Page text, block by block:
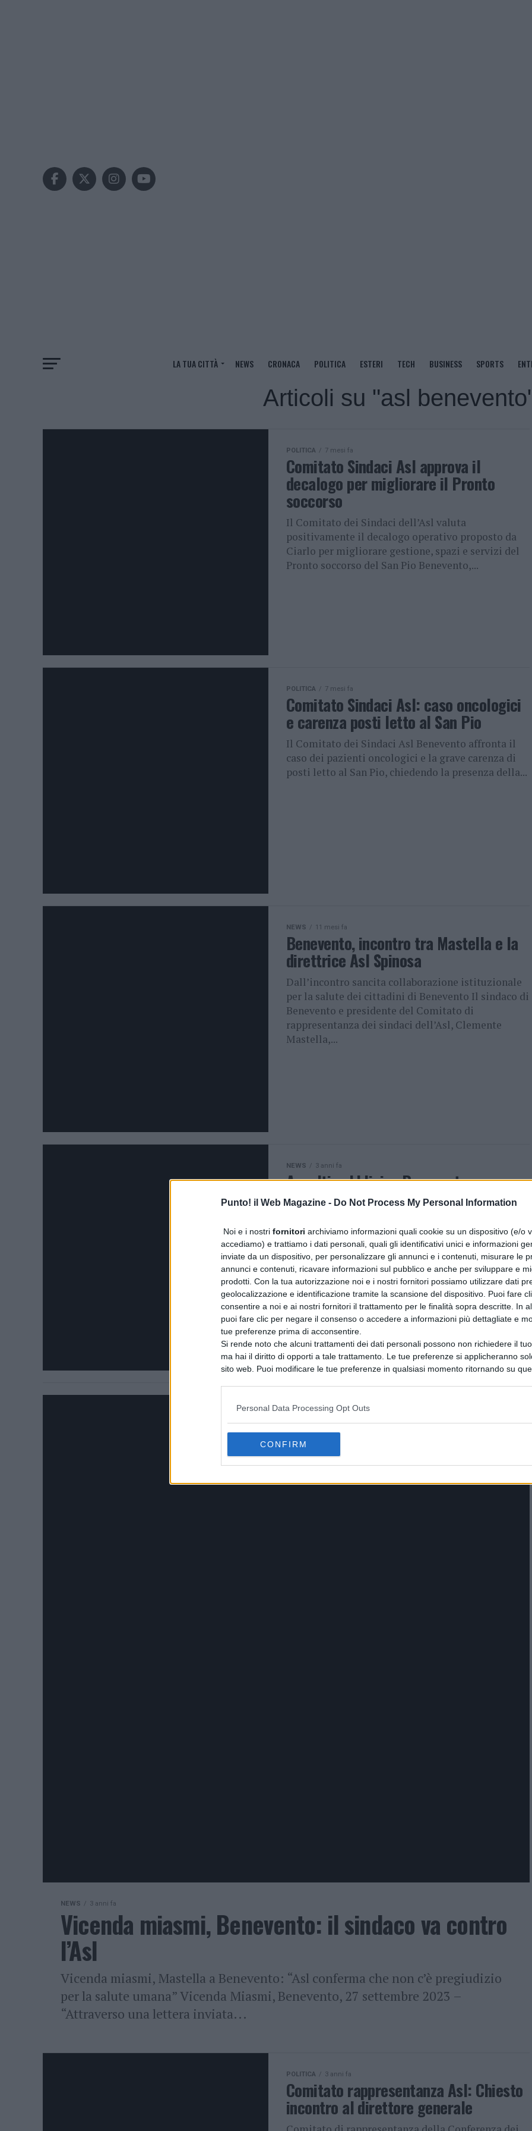
Punto! il Web Magazine - Do Not Process My Personal Information
Noi e i nostri fornitori archiviamo informazioni quali cookie su un dispositivo (e/o
accediamo) e trattiamo i dati personali, quali gli identificativi unici e informazioni
inviate da un dispositivo, per personalizzare gli annunci e i contenuti, misurare le
annunci e contenuti, ricavare informazioni sul pubblico e anche per sviluppare e
prodotti. Con la tua autorizzazione noi e i nostri fornitori possiamo utilizzare dati
geolocalizzazione e identificazione tramite la scansione del dispositivo. Puoi fare
consentire a noi e ai nostri fornitori il trattamento per le finalità sopra descritte. In
puoi fare clic per negare il consenso o accedere a informazioni più dettagliate e
tue preferenze prima di acconsentire.
Si rende noto che alcuni trattamenti dei dati personali possono non richiedere il
ma hai il diritto di opporti a tale trattamento. Le tue preferenze si applicheranno
sito web. Puoi modificare le tue preferenze in qualsiasi momento ritornando su
Personal Data Processing Opt Outs
CONFIRM
LA TUA CITTÀ NEWS CRONACA POLITICA ESTERI TECH BUSINESS SPORTS
Articoli su "asl
POLITICA 7 mesi fa
Comitato Sindaci Asl approva il
decalogo per migliorare il Pronto
soccorso
Il Comitato dei Sindaci dell’Asl valuta
positivamente il decalogo operativo proposto da
Ciarlo per migliorare gestione, spazi e servizi del
Pronto soccorso del San Pio Benevento,...
POLITICA 7 mesi fa
Comitato Sindaci Asl: caso oncologici
e carenza posti letto al San Pio
Il Comitato dei Sindaci Asl Benevento affronta il
caso dei pazienti oncologici e la grave carenza di
posti letto al San Pio, chiedendo la presenza della...
NEWS 11 mesi fa
Benevento, incontro tra Mastella e la
direttrice Asl Spinosa
Dall’incontro sancita collaborazione istituzionale
per la salute dei cittadini di Benevento Il sindaco di
Benevento e presidente del Comitato di
rappresentanza dei sindaci dell’Asl, Clemente
Mastella,...
NEWS 3 anni fa
Appalti pubblici, a Benevento
Protocollo per la tutela della legalità
Appalti pubblici: A sottoscrivere il protocollo
d’intesa presso il Palazzo del Governo di Benevento
il Prefetto Torlontano e il DG ASL, dottor Volpe Nel
quadro della...
NEWS 3 anni fa
Vicenda miasmi, Benevento: il sindaco va contro
l’Asl
Vicenda miasmi, Mastella a Benevento: “Asl conferma che non c’è pregiudizio
per la salute umana” Vicenda Miasmi, Benevento, 27 settembre 2023 –
“Attraverso una lettera inviata...
POLITICA 3 anni fa
Comitato rappresentanza Asl: Chiesto
incontro al direttore generale